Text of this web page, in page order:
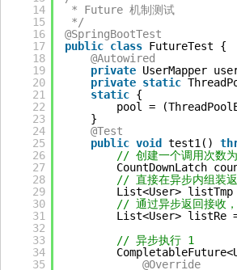
14
15
16
17
18
19
20
21
22
23
24
25
26
27
28
29
30
31
32
33
34
35
* Future 机制测试
*/
@SpringBootTest
public class FutureTest {
@Autowired
private UserMapper
private static
static {
pool =
}
@Test
public void test1()
// 创建一个调用次数
CountDownLatch
// 直接在异步内组装
List<User> listTmp
// 通过异步返回接收
List<User> listRe
// 异步执行 1
@Override